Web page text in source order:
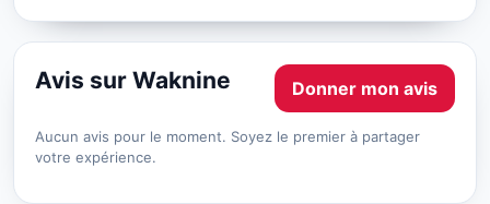
Avis sur Waknine Donner mon avis
Aucun avis pour le moment. Soyez le premier à partager
votre expérience.